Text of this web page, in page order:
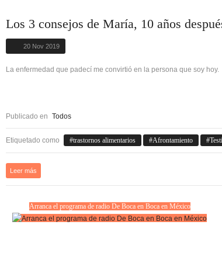
Los 3 consejos de María, 10 años
20 Nov 2019
La enfermedad que padecí me convirtió en la persona que soy hoy.
Publicado en Todos
Etiquetado como trastornos alimentarios Afrontamiento
Leer más
Arranca el programa de radio De Boca en Boca en México